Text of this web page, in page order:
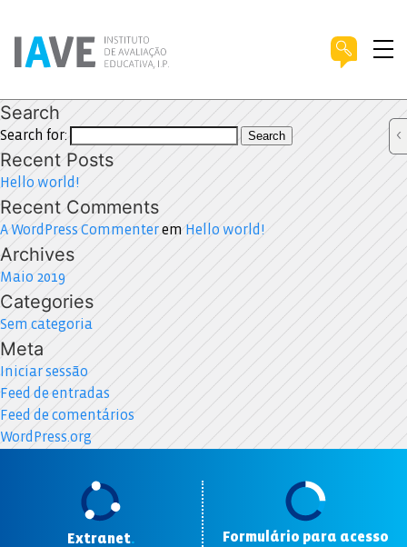
Search
Search for: Search
Recent Posts
Hello world!
Recent Comments
A WordPress Commenterem Hello world!
Archives
Maio 2019
Categories
Sem categoria
Meta
Iniciar sessão
Feed de entradas
Feed de comentários
WordPress.org
Extranet.
Formulário para acesso